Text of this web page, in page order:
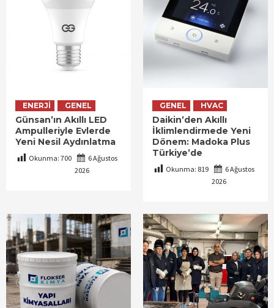
ENERJI GENEL
Günsan’ın Akıllı LED
Ampulleriyle Evlerde
Yeni Nesil Aydınlatma
Okunma: 700
6 Ağustos
2026
GENEL HVAC
Daikin’den Akıllı
İklimlendirmede Yeni
Dönem: Madoka Plus
Türkiye’de
Okunma: 819
6 Ağustos
2026